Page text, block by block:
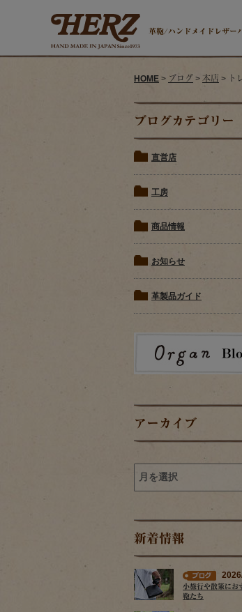
革鞄/ハンドメイドレザー
HOME > ブログ > 本店 > ト
ブログカテゴリー
直営店
工房
商品情報
お知らせ
革製品ガイド
アーカイブ
新着情報
小旅行や散策にお
鞄たち